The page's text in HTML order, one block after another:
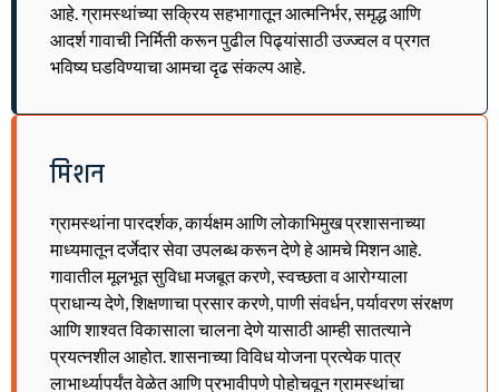
आहे. ग्रामस्थांच्या सक्रिय सहभागातून आत्मनिर्भर, समृद्ध आणि
आदर्श गावाची निर्मिती करून पुढील पिढ्यांसाठी उज्ज्वल व प्रगत
भविष्य घडविण्याचा आमचा दृढ संकल्प आहे.
मिशन
ग्रामस्थांना पारदर्शक, कार्यक्षम आणि लोकाभिमुख प्रशासनाच्या
माध्यमातून दर्जेदार सेवा उपलब्ध करून देणे हे आमचे मिशन आहे.
गावातील मूलभूत सुविधा मजबूत करणे, स्वच्छता व आरोग्याला
प्राधान्य देणे, शिक्षणाचा प्रसार करणे, पाणी संवर्धन, पर्यावरण संरक्षण
आणि शाश्वत विकासाला चालना देणे यासाठी आम्ही सातत्याने
प्रयत्नशील आहोत. शासनाच्या विविध योजना प्रत्येक पात्र
लाभार्थ्यापर्यंत वेळेत आणि प्रभावीपणे पोहोचवून ग्रामस्थांचा